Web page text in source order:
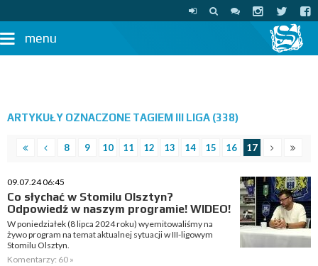
menu
ARTYKUŁY OZNACZONE TAGIEM III LIGA (338)
8 9 10 11 12 13 14 15 16 17
09.07.24 06:45
Co słychać w Stomilu Olsztyn?
Odpowiedź w naszym programie! WIDEO!
W poniedziałek (8 lipca 2024 roku) wyemitowaliśmy na
żywo program na temat aktualnej sytuacji w III-ligowym
Stomilu Olsztyn.
Komentarzy: 60 »